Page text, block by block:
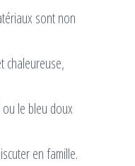
sont non
chaleureuse,
ou le bleu doux
en famille.